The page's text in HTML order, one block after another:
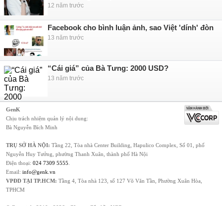
12 năm trước
Facebook cho bình luận ảnh, sao Việt 'dính' đòn
13 năm trước
“Cái giá” của Bà Tưng: 2000 USD?
13 năm trước
GenK
Chịu trách nhiệm quản lý nội dung:
Bà Nguyễn Bích Minh
TRỤ SỞ HÀ NỘI: Tầng 22, Tòa nhà Center Building, Hapulico Complex, Số 01, phố
Nguyễn Huy Tưởng, phường Thanh Xuân, thành phố Hà Nội
Điện thoại: 024 7309 5555
Email: info@genk.vn
VPĐD TẠI TP.HCM: Tầng 4, Tòa nhà 123, số 127 Võ Văn Tần, Phường Xuân Hòa,
TPHCM